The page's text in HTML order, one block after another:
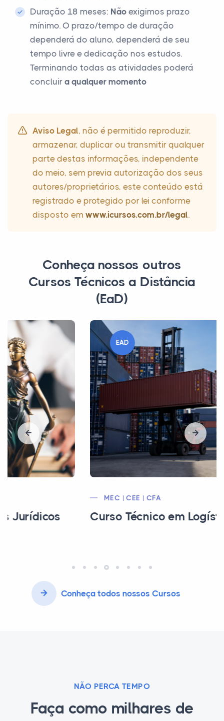
Duração 18 meses: Não exigimos prazo
mínimo. O prazo/tempo de duração
dependerá do aluno, dependerá de seu
tempo livre e dedicação nos estudos.
Terminando todas as atividades poderá
concluir a qualquer momento
Aviso Legal, não é permitido reproduzir,
armazenar, duplicar ou transmitir qualquer
parte destas informações, independente
do meio, sem previa autorização dos seus
autores/proprietários, este conteúdo está
registrado e protegido por lei conforme
disposto em www.icursos.com.br/legal.
Conheça nossos outros
Cursos Técnicos a Distância
(EaD)
Curso Técnico em Logística
Conheça todos nossos Cursos
NÃO PERCA TEMPO
Faça como milhares de